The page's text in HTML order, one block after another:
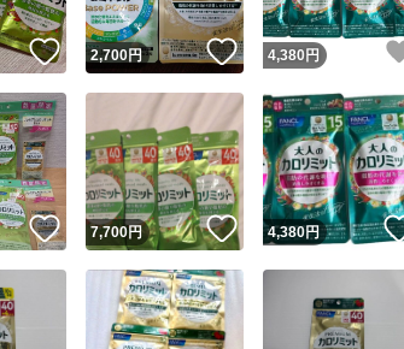
いいね！
2,700円 いいね！
4,380 円
いいね！
7,700円 いいね！
4,380円